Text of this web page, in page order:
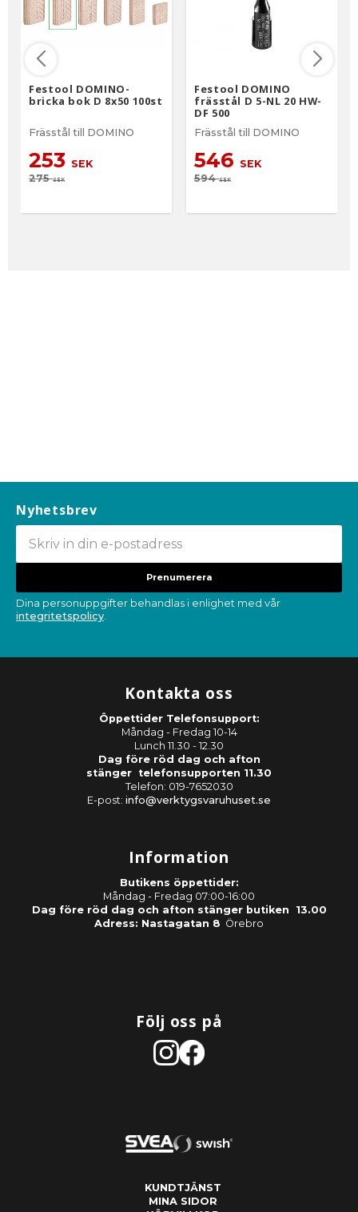
Festool DOMINO-
bricka bok D 8x50 100st
Frässtål till DOMINO
253 SEK
275SEK
Festool DOMINO
frässtål D 5-NL 20 HW-
DF 500
Frässtål till DOMINO
546 SEK
594SEK
Nyhetsbrev
Prenumerera
Dina personuppgifter behandlas i enlighet med vår
integritetspolicy.
Kontakta oss
Öppettider Telefonsupport:
Måndag - Fredag 10-14
Lunch 11.30 - 12.30
Dag före röd dag och afton
stänger telefonsupporten 11.30
Telefon: 019-7652030
E-post: info@verktygsvaruhuset.se
Information
Butikens öppettider:
Måndag - Fredag 07:00-16:00
Dag före röd dag och afton stänger butiken 13.00
Adress: Nastagatan 8 Örebro
Följ oss på
KUNDTJÄNST
MINA SIDOR